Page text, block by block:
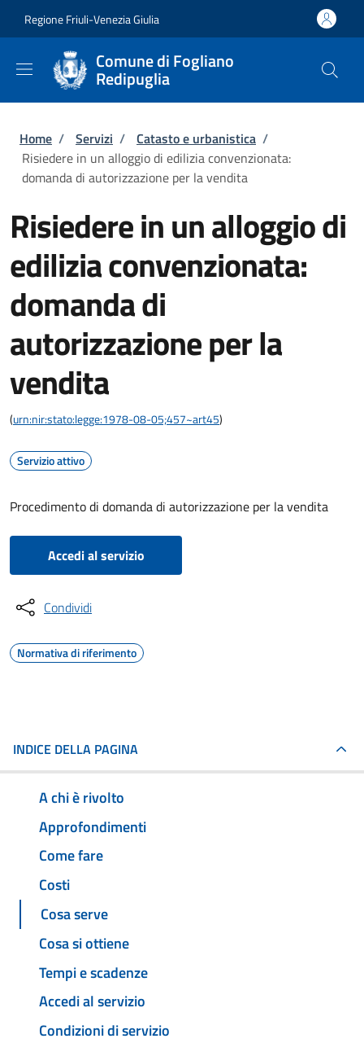
Regione Friuli-Venezia Giulia
Comune di Fogliano
Redipuglia
Briciole di pane
Home / Servizi / Catasto e urbanistica /
Risiedere in un alloggio di edilizia convenzionata:
domanda di autorizzazione per la vendita
Risiedere in un alloggio di
edilizia convenzionata:
domanda di
autorizzazione per la
vendita
(urn:nir:stato:legge:1978-08-05;457~art45)
Servizio attivo
Procedimento di domanda di autorizzazione per la vendita
Accedi al servizio
Condividi
Normativa di riferimento
INDICE DELLA PAGINA
A chi è rivolto
Approfondimenti
Come fare
Costi
Cosa serve
Cosa si ottiene
Tempi e scadenze
Accedi al servizio
Condizioni di servizio